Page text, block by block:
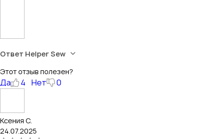
Ответ Helper Sew
Этот отзыв полезен?
Да 4 Нет 0
Ксения С.
24.07.2025